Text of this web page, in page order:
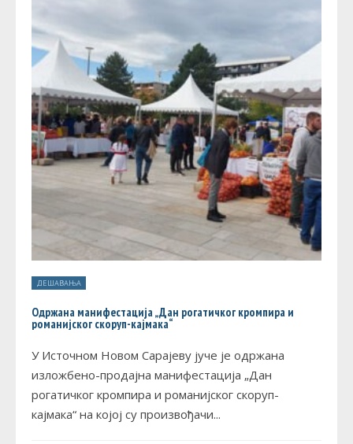
ДЕШАВАЊА
Одржана манифестација „Дан рогатичког кромпира и
романијског скоруп-кајмака“
У Источном Новом Сарајеву јуче је одржана
изложбено-продајна манифестација „Дан
рогатичког кромпира и романијског скоруп-
кајмака“ на којој су произвођачи...